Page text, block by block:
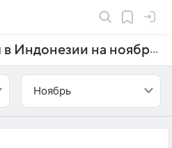
Прогноз погоды в Индонезии на ноябрь 2023 года
Ноябрь